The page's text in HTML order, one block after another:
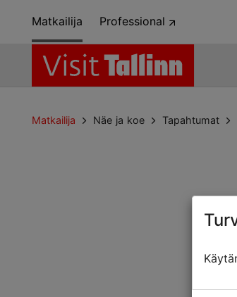
Matkailija Professional
Matkailija Näe ja koe Tapahtumat